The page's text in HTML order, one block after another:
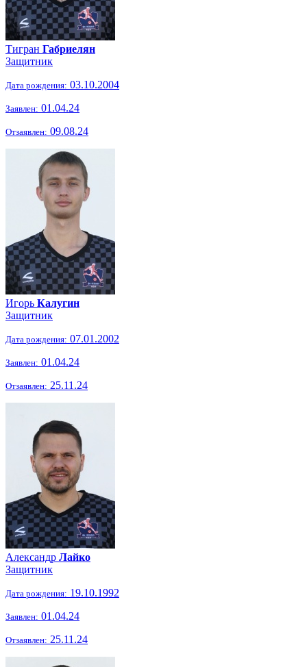
Тигран Габриелян
Защитник
Дата рождения: 03.10.2004
Заявлен: 01.04.24
Отзаявлен: 09.08.24
Игорь Калугин
Защитник
Дата рождения: 07.01.2002
Заявлен: 01.04.24
Отзаявлен: 25.11.24
Александр Лайко
Защитник
Дата рождения: 19.10.1992
Заявлен: 01.04.24
Отзаявлен: 25.11.24